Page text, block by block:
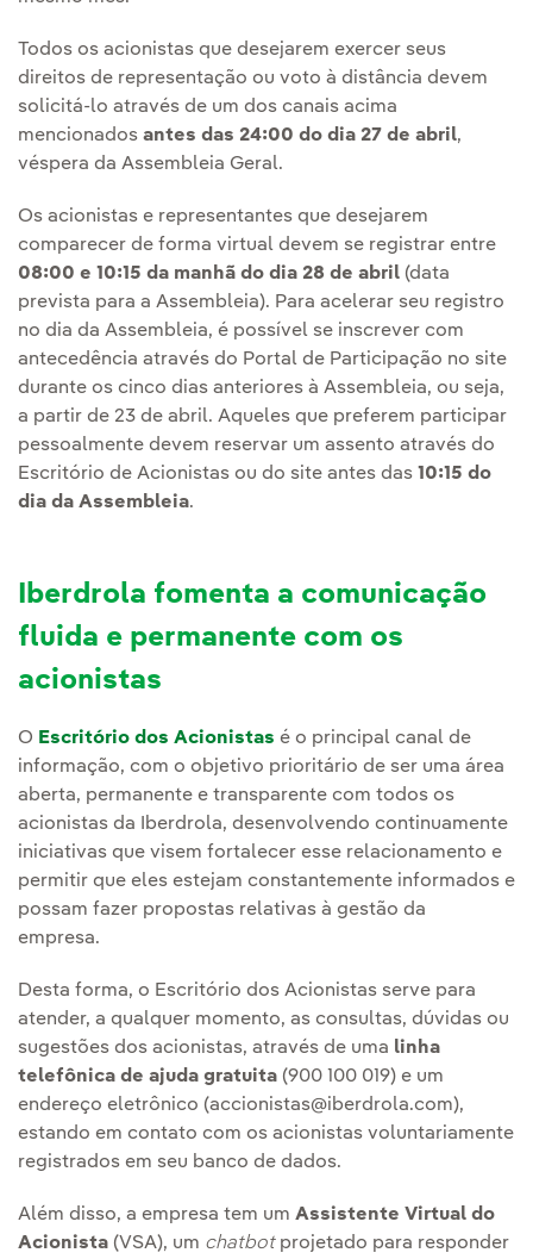
Todos os acionistas que desejarem exercer seus
direitos de representação ou voto à distância devem
solicitá-lo através de um dos canais acima
mencionados antes das 24:00 do dia 27 de abril,
véspera da Assembleia Geral.
Os acionistas e representantes que desejarem
comparecer de forma virtual devem se registrar entre
08:00 e 10:15 da manhã do dia 28 de abril (data
prevista para a Assembleia). Para acelerar seu registro
no dia da Assembleia, é possível se inscrever com
antecedência através do Portal de Participação no site
durante os cinco dias anteriores à Assembleia, ou seja,
a partir de 23 de abril. Aqueles que preferem participar
pessoalmente devem reservar um assento através do
Escritório de Acionistas ou do site antes das 10:15 do
dia da Assembleia.
Iberdrola fomenta a comunicação
fluida e permanente com os
acionistas
O Escritório dos Acionistas é o principal canal de
informação, com o objetivo prioritário de ser uma área
aberta, permanente e transparente com todos os
acionistas da Iberdrola, desenvolvendo continuamente
iniciativas que visem fortalecer esse relacionamento e
permitir que eles estejam constantemente informados e
possam fazer propostas relativas à gestão da
empresa.
Desta forma, o Escritório dos Acionistas serve para
atender, a qualquer momento, as consultas, dúvidas ou
sugestões dos acionistas, através de uma linha
telefônica de ajuda gratuita (900 100 019) e um
endereço eletrônico (accionistas@iberdrola.com),
estando em contato com os acionistas voluntariamente
registrados em seu banco de dados.
Além disso, a empresa tem um Assistente Virtual do
Acionista (VSA), um chatbotprojetado para responder